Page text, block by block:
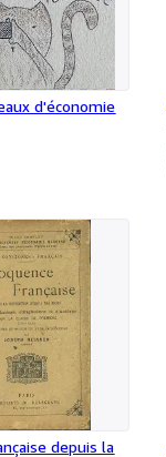
d'économie
depuis la